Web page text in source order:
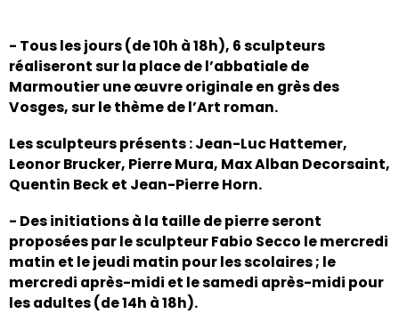
- Tous les jours (de 10h à 18h), 6 sculpteurs
réaliseront sur la place de l’abbatiale de
Marmoutier une œuvre originale en grès des
Vosges, sur le thème de l’Art roman.
Les sculpteurs présents : Jean-Luc Hattemer,
Leonor Brucker, Pierre Mura, Max Alban Decorsaint,
Quentin Beck et Jean-Pierre Horn.
- Des initiations à la taille de pierre seront
proposées par le sculpteur Fabio Secco le mercredi
matin et le jeudi matin pour les scolaires ; le
mercredi après-midi et le samedi après-midi pour
les adultes (de 14h à 18h).